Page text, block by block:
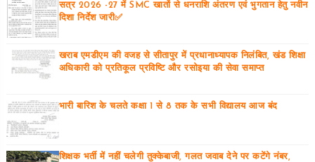
सत्र 2026 -27 में SMC खातों से धनराशि अंतरण एवं भुगतान हेतु नवीन
दिशा निर्देश जारी✅
खराब एमडीएम की वजह से सीतापुर में प्रधानाध्यापक निलंबित, खंड शिक्षा
अधिकारी को प्रतिकूल प्रविष्टि और रसोइया की सेवा समाप्त
भारी बारिश के चलते कक्षा 1 से 8 तक के सभी विद्यालय आज बंद
शिक्षक भर्ती में नहीं चलेगी तुक्केबाजी, गलत जवाब देने पर कटेंगे नंबर,